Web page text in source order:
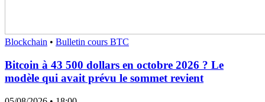
Blockchain • Bulletin cours BTC
Bitcoin à 43 500 dollars en octobre 2026 ? Le
modèle qui avait prévu le sommet revient